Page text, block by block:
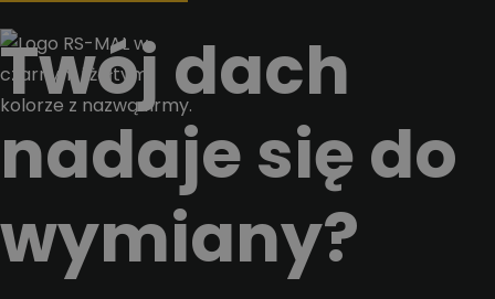
Twój dach
nadaje się do
wymiany?